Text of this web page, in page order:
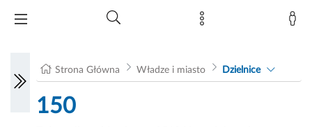
Strona Główna Władze i miasto Dzielnice
150